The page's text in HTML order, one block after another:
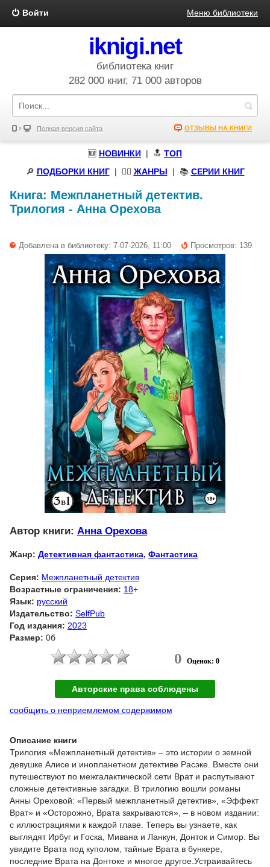
Войти Меню библиотеки
iknigi.net
библиотека книг
282 000 книг, 71 000 авторов
Полная версия сайта ОТЗЫВЫ НА КНИГИ
🆕 НОВИНКИ | 🔝 ТОП
🔎 ПОДБОРКИ КНИГ| 🧝‍♀️ ЖАНРЫ | 📚 СЕРИИ КНИГ
Книга: Межпланетный детектив.
Трилогия - Анна Орехова
Добавлена в библиотеку: 7-07-2026, 11:00 Просмотров: 139
Автор книги: Анна Орехова
Жанр: Детективная фантастика, Фантастика
Серия: Межпланетный детектив
Возрастные ограничения: 18+
Язык: русский
Издательство: SelfPub
Год издания: 2023
Размер: 0б
0 Оценок: 0
Авторские права соблюдены
сообщить о неприемлемом содержимом
Описание книги
Трилогия «Межпланетный детектив» – это истории о земной
девушке Алисе и инопланетном детективе Расэке. Вместе они
путешествуют по межгалактической сети Врат и распутывают
сложные детективные загадки. В трилогию вошли романы
Анны Ореховой: «Первый межпланетный детектив», «Эффект
Врат» и «Осторожно, Врата закрываются», – в новом издании:
с иллюстрациями к каждой главе. Теперь вы узнаете, как
выглядят Ирбуг и Госка, Мивана и Ланкун, Донток и Симор. Вы
увидите Врата под куполом, тайные Врата в бункере,
последние Врата на Донтоке и многое другое.Устраивайтесь